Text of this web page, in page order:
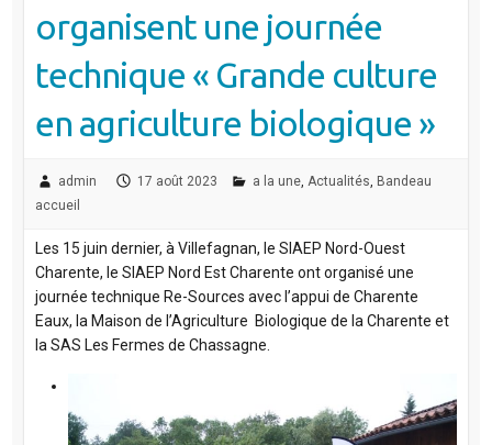
organisent une journée
technique « Grande culture
en agriculture biologique »
admin 17 août 2023 a la une, Actualités, Bandeau
accueil
Les 15 juin dernier, à Villefagnan, le SIAEP Nord-Ouest
Charente, le SIAEP Nord Est Charente ont organisé une
journée technique Re-Sources avec l’appui de Charente
Eaux, la Maison de l’Agriculture Biologique de la Charente et
la SAS Les Fermes de Chassagne.